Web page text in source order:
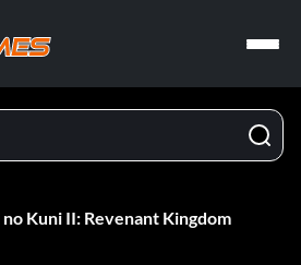
no Kuni II: Revenant Kingdom